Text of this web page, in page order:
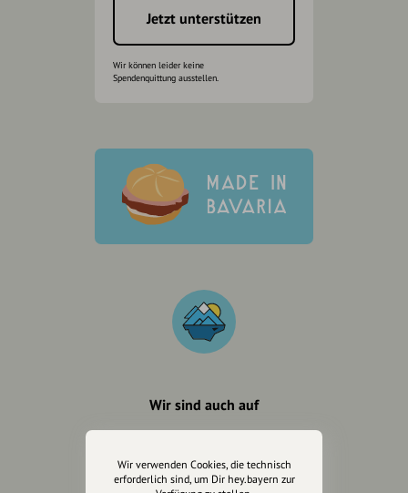
Jetzt unterstützen
Wir können leider keine
Spendenquittung ausstellen.
Wir sind auch auf
Wir verwenden Cookies, die technisch
erforderlich sind, um Dir hey.bayern zur